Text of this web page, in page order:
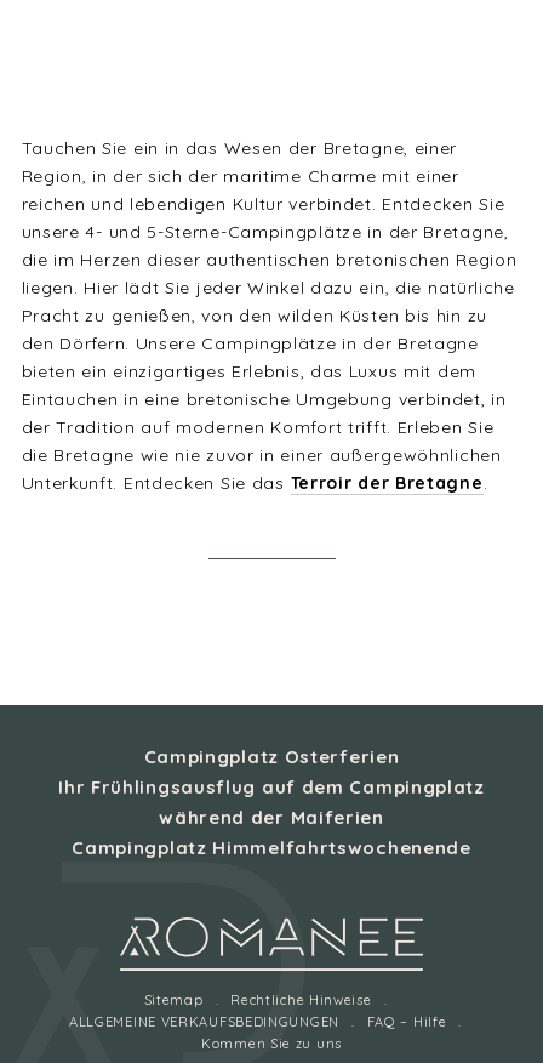
Tauchen Sie ein in das Wesen der Bretagne, einer
Region, in der sich der maritime Charme mit einer
reichen und lebendigen Kultur verbindet. Entdecken Sie
unsere 4- und 5-Sterne-Campingplätze in der Bretagne,
die im Herzen dieser authentischen bretonischen Region
liegen. Hier lädt Sie jeder Winkel dazu ein, die natürliche
Pracht zu genießen, von den wilden Küsten bis hin zu
den Dörfern. Unsere Campingplätze in der Bretagne
bieten ein einzigartiges Erlebnis, das Luxus mit dem
Eintauchen in eine bretonische Umgebung verbindet, in
der Tradition auf modernen Komfort trifft. Erleben Sie
die Bretagne wie nie zuvor in einer außergewöhnlichen
Unterkunft. Entdecken Sie das Terroir der Bretagne.
Campingplatz Osterferien
Ihr Frühlingsausflug auf dem Campingplatz
während der Maiferien
Campingplatz Himmelfahrtswochenende
Sitemap
Rechtliche Hinweise
ALLGEMEINE VERKAUFSBEDINGUNGEN
FAQ – Hilfe
Kommen Sie zu uns